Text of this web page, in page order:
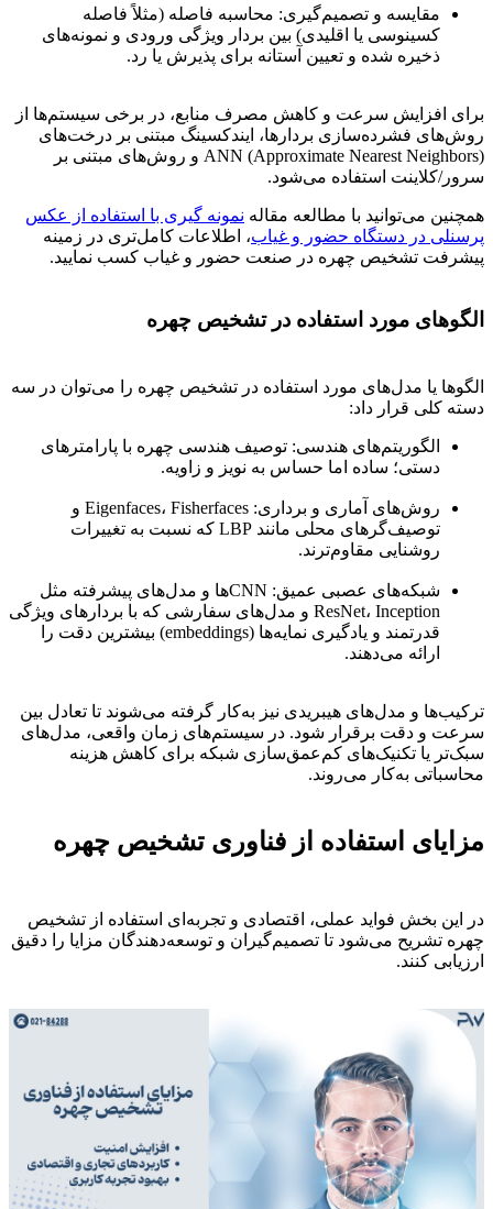
مقایسه و تصمیم‌گیری: محاسبه فاصله (مثلاً فاصله
کسینوسی یا اقلیدی) بین بردار ویژگی ورودی و نمونه‌های
ذخیره شده و تعیین آستانه برای پذیرش یا رد.
برای افزایش سرعت و کاهش مصرف منابع، در برخی سیستم‌ها از
روش‌های فشرده‌سازی بردارها، ایندکسینگ مبتنی بر درخت‌های
ANN (Approximate Nearest Neighbors) و روش‌های مبتنی بر
سرور/کلاینت استفاده می‌شود.
همچنین می‌توانید با مطالعه مقاله نمونه گیری با استفاده از عکس
پرسنلی در دستگاه حضور و غیاب، اطلاعات کامل‌تری در زمینه
پیشرفت تشخیص چهره در صنعت حضور و غیاب کسب نمایید.
الگوهای مورد استفاده در تشخیص چهره
الگوها یا مدل‌های مورد استفاده در تشخیص چهره را می‌توان در سه
دسته کلی قرار داد:
الگوریتم‌های هندسی: توصیف هندسی چهره با پارامترهای
دستی؛ ساده اما حساس به نویز و زاویه.
روش‌های آماری و برداری: Eigenfaces، Fisherfaces و
توصیف‌گرهای محلی مانند LBP که نسبت به تغییرات
روشنایی مقاوم‌ترند.
شبکه‌های عصبی عمیق: CNNها و مدل‌های پیشرفته مثل
ResNet، Inception و مدل‌های سفارشی که با بردارهای ویژگی
قدرتمند و یادگیری نمایه‌ها (embeddings) بیشترین دقت را
ارائه می‌دهند.
ترکیب‌ها و مدل‌های هیبریدی نیز به‌کار گرفته می‌شوند تا تعادل بین
سرعت و دقت برقرار شود. در سیستم‌های زمان واقعی، مدل‌های
سبک‌تر یا تکنیک‌های کم‌عمق‌سازی شبکه برای کاهش هزینه
محاسباتی به‌کار می‌روند.
مزایای استفاده از فناوری تشخیص چهره
در این بخش فواید عملی، اقتصادی و تجربه‌ای استفاده از تشخیص
چهره تشریح می‌شود تا تصمیم‌گیران و توسعه‌دهندگان مزایا را دقیق
ارزیابی کنند.